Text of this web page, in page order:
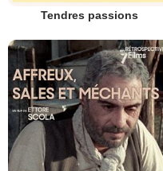
Tendres passions